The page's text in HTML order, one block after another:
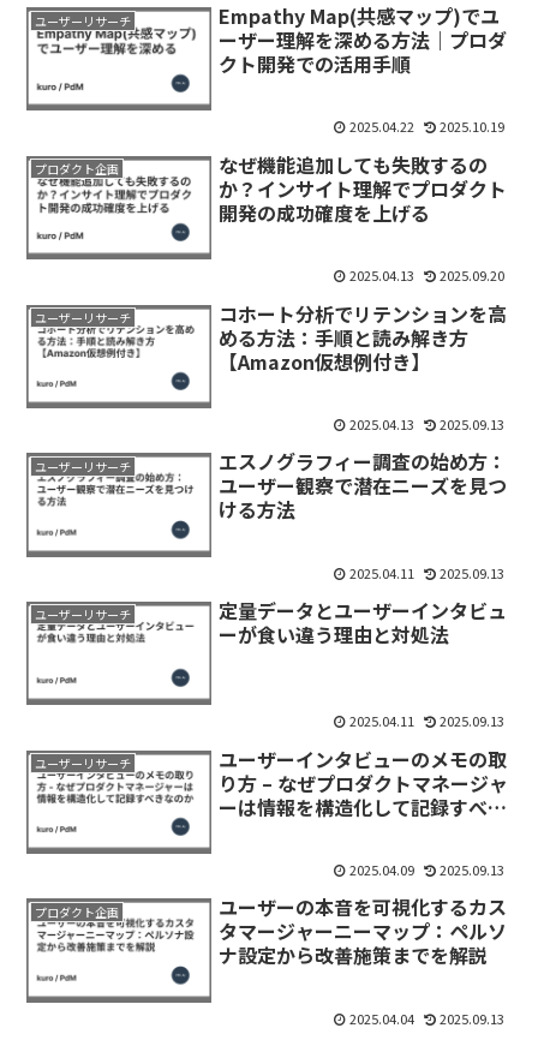
ユーザーリサーチ
Empathy Map(共感マップ)でユ
ーザー理解を深める方法｜プロダ
クト開発での活用手順
2025.04.22 2025.10.19
プロダクト企画
なぜ機能追加しても失敗するの
か？インサイト理解でプロダクト
開発の成功確度を上げる
2025.04.13 2025.09.20
ユーザーリサーチ
コホート分析でリテンションを高
める方法：手順と読み解き方
【Amazon仮想例付き】
2025.04.13 2025.09.13
ユーザーリサーチ
エスノグラフィー調査の始め方：
ユーザー観察で潜在ニーズを見つ
ける方法
2025.04.11 2025.09.13
ユーザーリサーチ
定量データとユーザーインタビュ
ーが食い違う理由と対処法
2025.04.11 2025.09.13
ユーザーリサーチ
ユーザーインタビューのメモの取
り方 – なぜプロダクトマネージャ
ーは情報を構造化して記録すべき
2025.04.09 2025.09.13
プロダクト企画
ユーザーの本音を可視化するカス
タマージャーニーマップ：ペルソ
ナ設定から改善施策までを解説
2025.04.04 2025.09.13